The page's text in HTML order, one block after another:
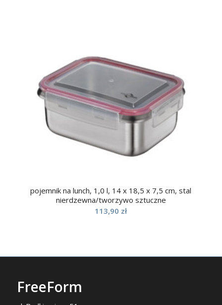
pojemnik na lunch, 1,0 l, 14 x 18,5 x 7,5 cm, stal
nierdzewna/tworzywo sztuczne
113,90 zł
FreeForm